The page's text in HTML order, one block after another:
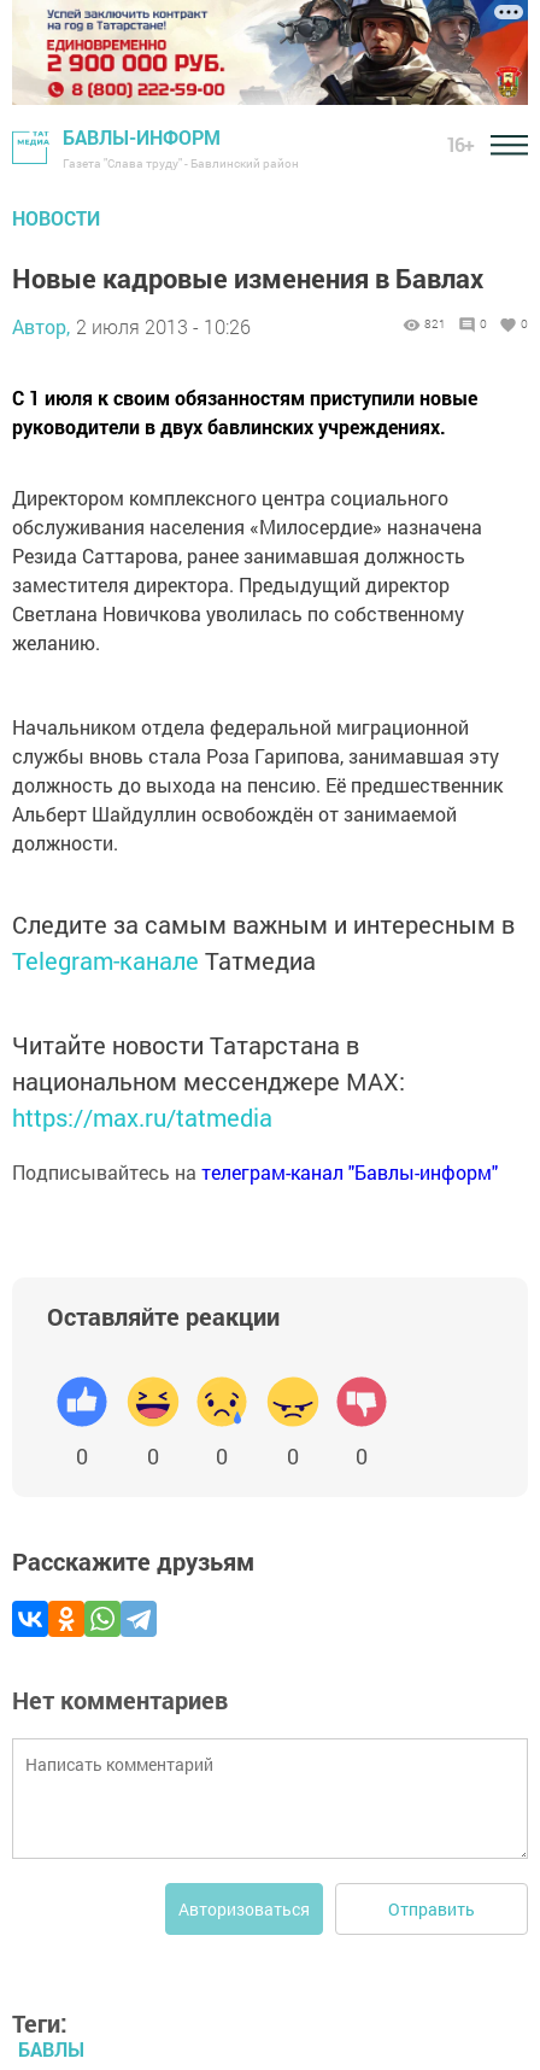
БАВЛЫ-ИНФОРМ
Газета "Слава труду" - Бавлинский район
16+
НОВОСТИ
Новые кадровые изменения в Бавлах
Автор, 2 июля 2013 - 10:26 821 0 0
С 1 июля к своим обязанностям приступили новые
руководители в двух бавлинских учреждениях.
Директором комплексного центра социального
обслуживания населения «Милосердие» назначена
Резида Саттарова, ранее занимавшая должность
заместителя директора. Предыдущий директор
Светлана Новичкова уволилась по собственному
желанию.
Начальником отдела федеральной миграционной
службы вновь стала Роза Гарипова, занимавшая эту
должность до выхода на пенсию. Её предшественник
Альберт Шайдуллин освобождён от занимаемой
должности.
Следите за самым важным и интересным в
Telegram-канале Татмедиа
Читайте новости Татарстана в
национальном мессенджере MАХ:
https://max.ru/tatmedia
Подписывайтесь на телеграм-канал "Бавлы-информ"
Оставляйте реакции
0 0 0 0 0
Расскажите друзьям
Нет комментариев
Авторизоваться Отправить
Теги:
БАВЛЫ